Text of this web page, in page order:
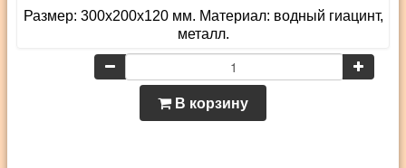
Размер: 300х200х120 мм. Материал: водный гиацинт,
металл.
В корзину